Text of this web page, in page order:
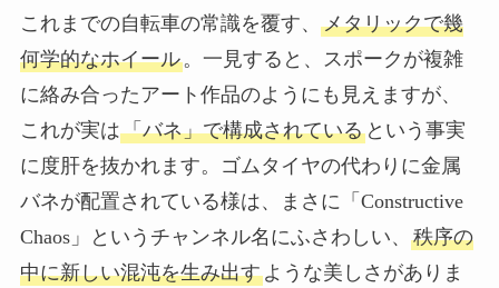
これまでの自転車の常識を覆す、 メタリックで幾
何学的なホイール。一見すると、スポークが複雑
に絡み合ったアート作品のようにも見えますが、
これが実は「バネ」で構成されているという事実
に度肝を抜かれます。ゴムタイヤの代わりに金属
バネが配置されている様は、まさに「Constructive
Chaos」というチャンネル名にふさわしい、 秩序の
中に新しい混沌を生み出すような美しさがありま